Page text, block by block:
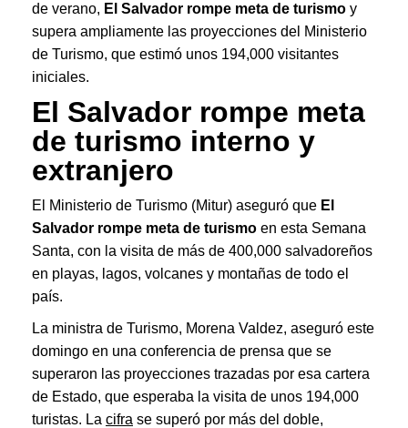
de verano, El Salvador rompe meta de turismo y
supera ampliamente las proyecciones del Ministerio
de Turismo, que estimó unos 194,000 visitantes
iniciales.
El Salvador rompe meta
de turismo interno y
extranjero
El Ministerio de Turismo (Mitur) aseguró que El
Salvador rompe meta de turismo en esta Semana
Santa, con la visita de más de 400,000 salvadoreños
en playas, lagos, volcanes y montañas de todo el
país.
La ministra de Turismo, Morena Valdez, aseguró este
domingo en una conferencia de prensa que se
superaron las proyecciones trazadas por esa cartera
de Estado, que esperaba la visita de unos 194,000
turistas. La cifra se superó por más del doble,